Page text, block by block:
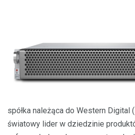
spółka należąca do Western Digital
światowy lider w dziedzinie